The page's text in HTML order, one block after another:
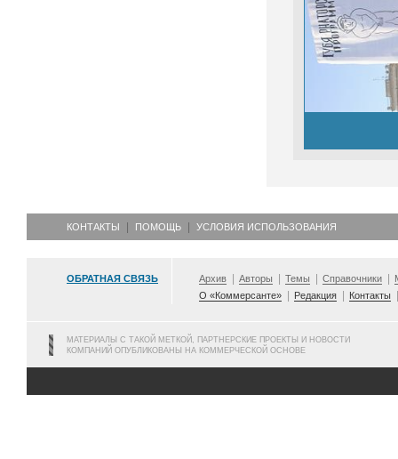
КОНТАКТЫ ПОМОЩЬ УСЛОВИЯ ИСПОЛЬЗОВАНИЯ
ОБРАТНАЯ СВЯЗЬ Архив Авторы Темы Справочники
О «Коммерсанте»
Редакция Контакты
МАТЕРИАЛЫ С ТАКОЙ МЕТКОЙ, ПАРТНЕРСКИЕ ПРОЕКТЫ И НОВОСТИ
КОМПАНИЙ ОПУБЛИКОВАНЫ НА КОММЕРЧЕСКОЙ ОСНОВЕ